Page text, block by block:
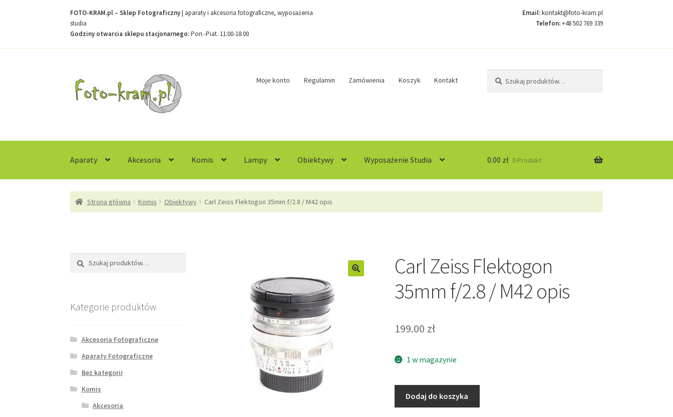
FOTO-KRAM.pl – Sklep Fotograficzny| aparaty i akcesoria fotograficzne, wyposażenia
studia
Godziny otwarcia sklepu stacjonarnego:Pon.-Piat. 11:00-18:00
Email:kontakt@foto-kram.pl
Telefon:+48 502 769 339
do
nawigacji
do
treści
Moje konto Regulamin Zamówienia Koszyk Kontakt
Aparaty Akcesoria Komis Lampy Obiektywy Wyposażenie Studia
Strona głównaKontaktKoszykMoje kontoRegulaminSample PageSklepZamówienia
0.00 zł 0 Produkt
Strona główna Komis Obiektywy Carl Zeiss Flektogon 35mm f/2.8 / M42 opis
Carl Zeiss Flektogon
35mm f/2.8 / M42 opis
199.00 zł
1 w magazynie
Dodaj do koszyka
Szukaj:
Szukaj
Kategorie produktów
Akcesoria Fotograficzne
Aparaty Fotograficzne
Bez kategorii
Komis
Akcesoria